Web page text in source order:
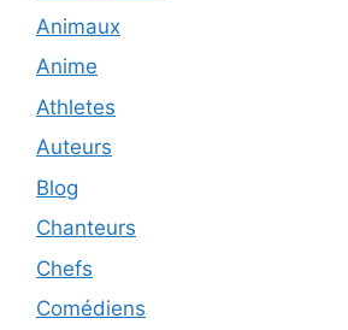
Animaux
Anime
Athletes
Auteurs
Blog
Chanteurs
Chefs
Comédiens